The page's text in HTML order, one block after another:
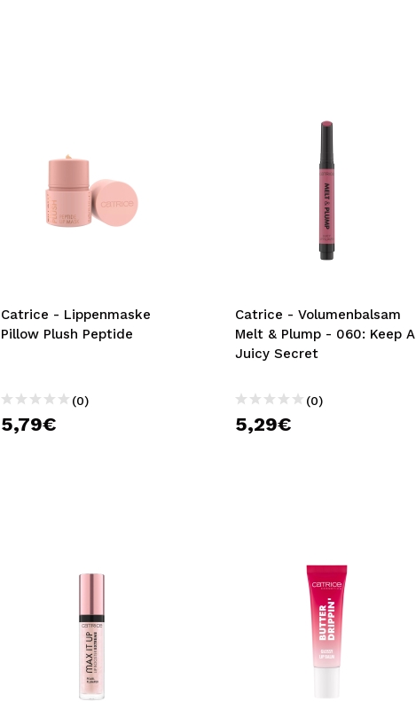
Catrice - Lippenmaske
Pillow Plush Peptide
(0)
5,79€
Catrice - Volumenbalsam
Melt & Plump - 060: Keep A
Juicy Secret
(0)
5,29€